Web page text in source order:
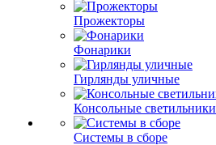
Прожекторы
Фонарики
Гирлянды уличные
Консольные светильники
Системы в сборе